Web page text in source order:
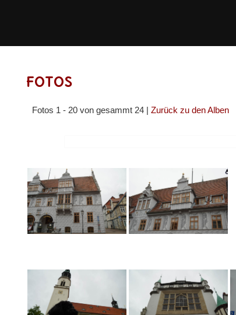
Fotos
Fotos 1 - 20 von gesammt 24 | Zurück zu den Alben